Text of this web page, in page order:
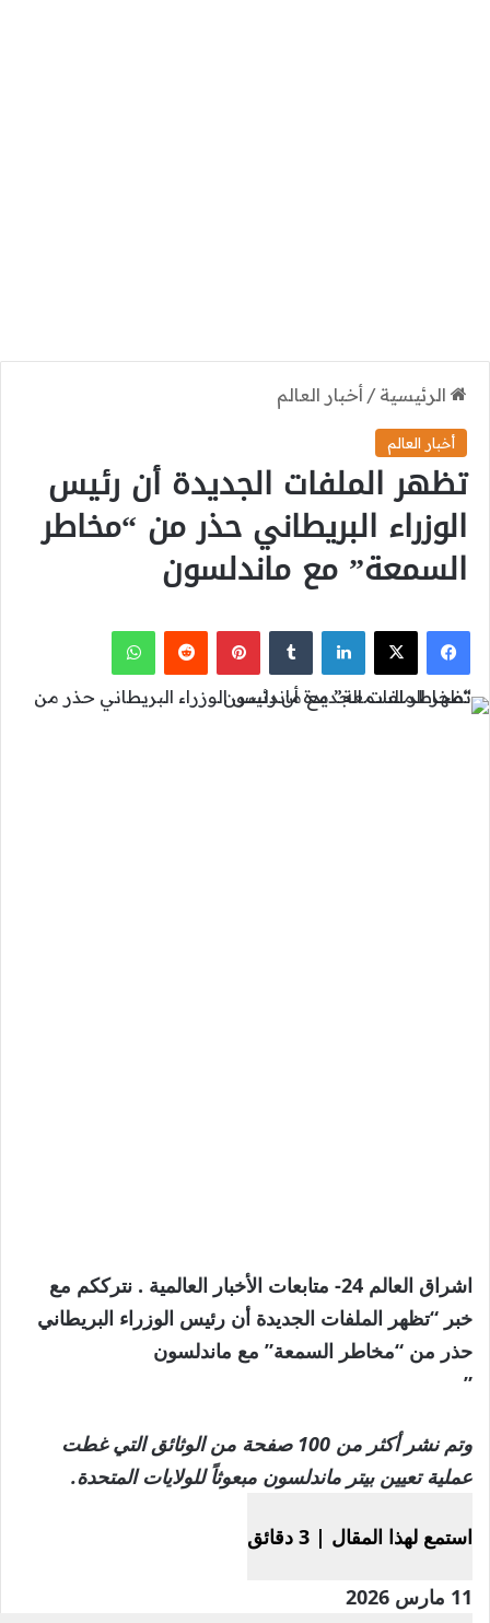
الرئيسية / أخبار العالم
أخبار العالم
تظهر الملفات الجديدة أن رئيس
الوزراء البريطاني حذر من “مخاطر
السمعة” مع ماندلسون
فيسبوك
‫X لينكدإن بينتيريست واتساب
اشراق العالم 24- متابعات الأخبار العالمية . نترككم مع
خبر “تظهر الملفات الجديدة أن رئيس الوزراء البريطاني
حذر من “مخاطر السمعة” مع ماندلسون
”
وتم نشر أكثر من 100 صفحة من الوثائق التي غطت
عملية تعيين بيتر ماندلسون مبعوثاً للولايات المتحدة.
استمع لهذا المقال | 3 دقائق
تم
11 مارس 2026